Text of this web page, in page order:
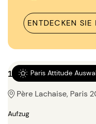
ENTDECKEN SIE
Paris Attitude
1 Zimmer 39m²
Père Lachaise, Paris
Aufzug